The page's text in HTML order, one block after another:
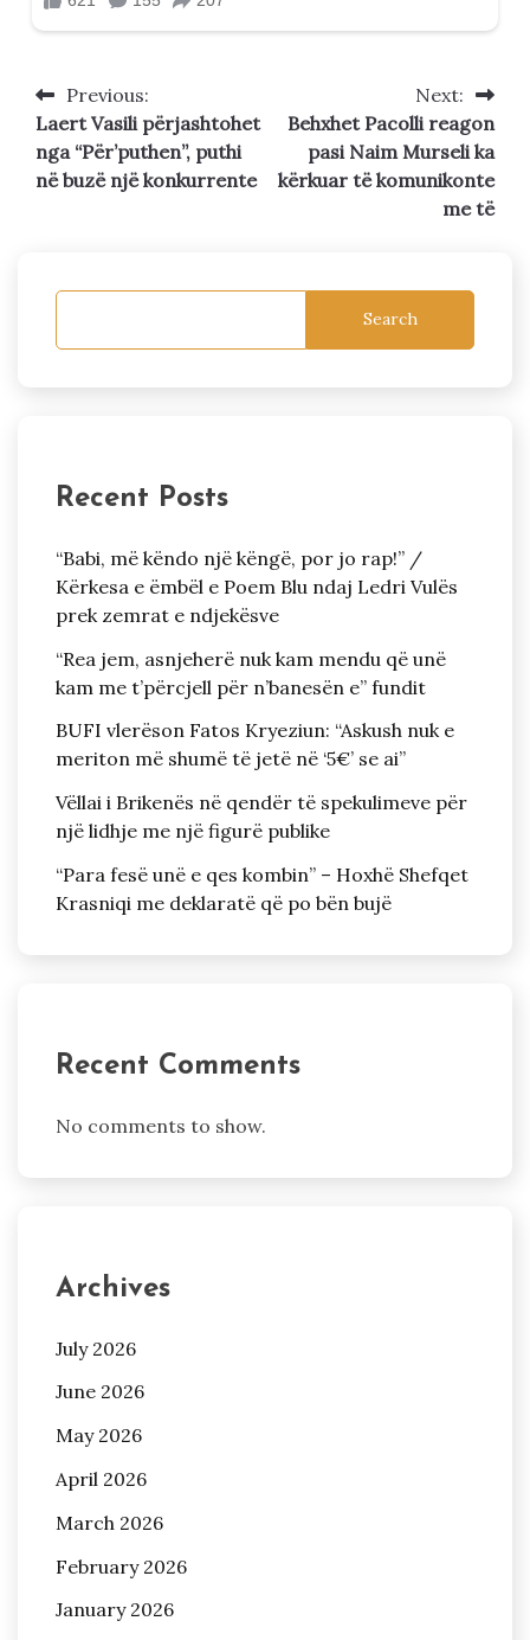
Post
navigation
Previous:
Laert Vasili përjashtohet
nga “Për’puthen”, puthi
në buzë një konkurrente
Next:
Behxhet Pacolli reagon
pasi Naim Murseli ka
kërkuar të komunikonte
me të
Search
Recent Posts
“Babi, më këndo një këngë, por jo rap!” /
Kërkesa e ëmbël e Poem Blu ndaj Ledri Vulës
prek zemrat e ndjekësve
“Rea jem, asnjeherë nuk kam mendu që unë
kam me t’përcjell për n’banesën e” fundit
BUFI vlerëson Fatos Kryeziun: “Askush nuk e
meriton më shumë të jetë në ‘5€’ se ai”
Vëllai i Brikenës në qendër të spekulimeve për
një lidhje me një figurë publike
“Para fesë unë e qes kombin” – Hoxhë Shefqet
Krasniqi me deklaratë që po bën bujë
Recent Comments
No comments to show.
Archives
July 2026
June 2026
May 2026
April 2026
March 2026
February 2026
January 2026